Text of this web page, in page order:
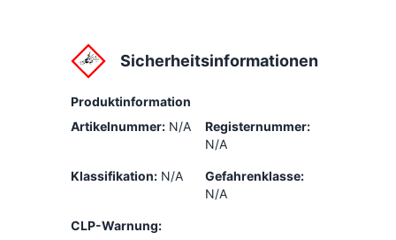
Sicherheitsinformationen
Produktinformation
Artikelnummer: N/A
Registernummer:
N/A
Klassifikation: N/A
Gefahrenklasse:
N/A
CLP-Warnung: